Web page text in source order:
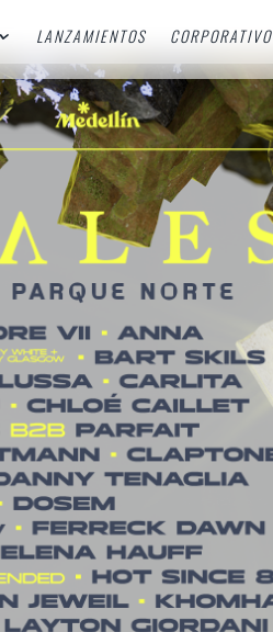
LANZAMIENTOS CORPORATIVO